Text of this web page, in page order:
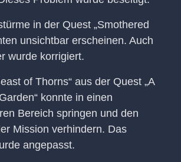
in der Quest „Smothered
unsichtbar erscheinen. Auch
wurde korrigiert.
of Thorns“ aus der Quest „A
konnte in einen
Bereich springen und den
Mission verhindern. Das
angepasst.